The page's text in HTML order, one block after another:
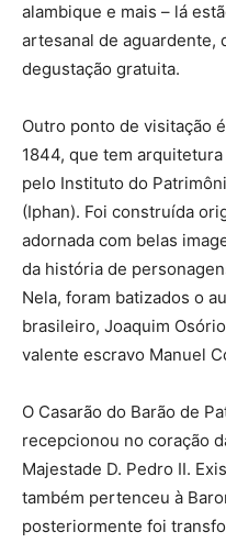
alambique e mais – lá
artesanal de aguardente,
degustação gratuita.
Outro ponto de visitação
1844, que tem
pelo Instituto do
(Iphan). Foi construída
adornada com belas
da história de
Nela, foram batizados o
brasileiro, Joaquim
valente escravo Manuel
O Casarão do Barão de
recepcionou no coração
Majestade D. Pedro II.
também pertenceu à
posteriormente foi